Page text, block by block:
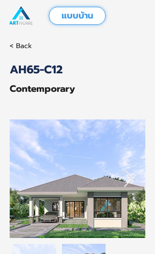
แบบบ้าน
< Back
AH65-C12
Contemporary